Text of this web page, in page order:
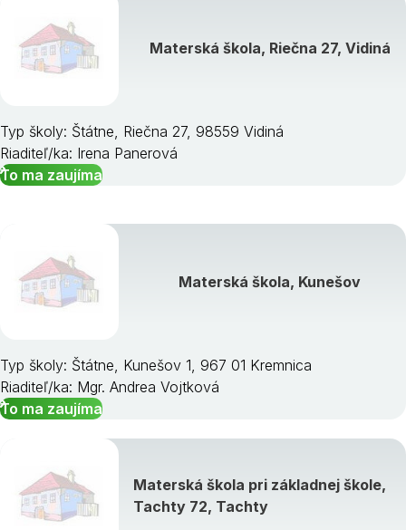
Materská škola, Riečna 27, Vidiná
Typ školy: Štátne, Riečna 27, 98559 Vidiná
Riaditeľ/ka: Irena Panerová
To ma zaujíma
Materská škola, Kunešov
Typ školy: Štátne, Kunešov 1, 967 01 Kremnica
Riaditeľ/ka: Mgr. Andrea Vojtková
To ma zaujíma
Materská škola pri základnej škole,
Tachty 72, Tachty